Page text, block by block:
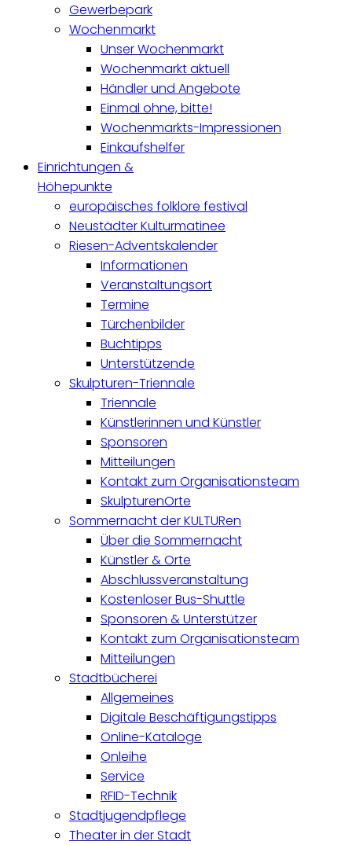
Gewerbepark
Wochenmarkt
Unser Wochenmarkt
Wochenmarkt aktuell
Händler und Angebote
Einmal ohne, bitte!
Wochenmarkts-Impressionen
Einkaufshelfer
Einrichtungen &
Höhepunkte
europäisches folklore festival
Neustädter Kulturmatinee
Riesen-Adventskalender
Informationen
Veranstaltungsort
Termine
Türchenbilder
Buchtipps
Unterstützende
Skulpturen-Triennale
Triennale
Künstlerinnen und Künstler
Sponsoren
Mitteilungen
Kontakt zum Organisationsteam
SkulpturenOrte
Sommernacht der KULTURen
Über die Sommernacht
Künstler & Orte
Abschlussveranstaltung
Kostenloser Bus-Shuttle
Sponsoren & Unterstützer
Kontakt zum Organisationsteam
Mitteilungen
Stadtbücherei
Allgemeines
Digitale Beschäftigungstipps
Online-Kataloge
Onleihe
Service
RFID-Technik
Stadtjugendpflege
Theater in der Stadt